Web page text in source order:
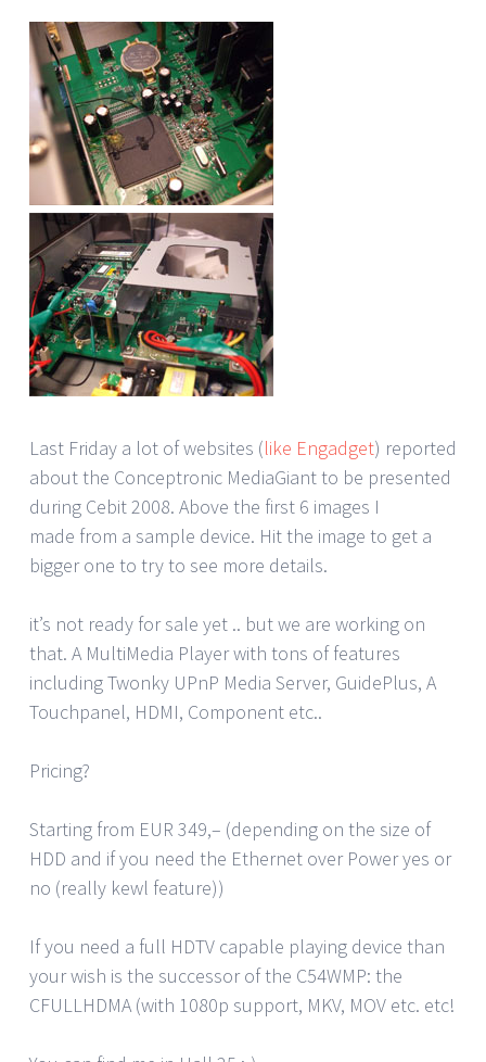
Last Friday a lot of websites (like Engadget) reported
about the Conceptronic MediaGiant to be presented
during Cebit 2008. Above the first 6 images I
made from a sample device. Hit the image to get a
bigger one to try to see more details.
it’s not ready for sale yet .. but we are working on
that. A MultiMedia Player with tons of features
including Twonky UPnP Media Server, GuidePlus, A
Touchpanel, HDMI, Component etc..
Pricing?
Starting from EUR 349,– (depending on the size of
HDD and if you need the Ethernet over Power yes or
no (really kewl feature))
If you need a full HDTV capable playing device than
your wish is the successor of the C54WMP: the
CFULLHDMA (with 1080p support, MKV, MOV etc. etc!